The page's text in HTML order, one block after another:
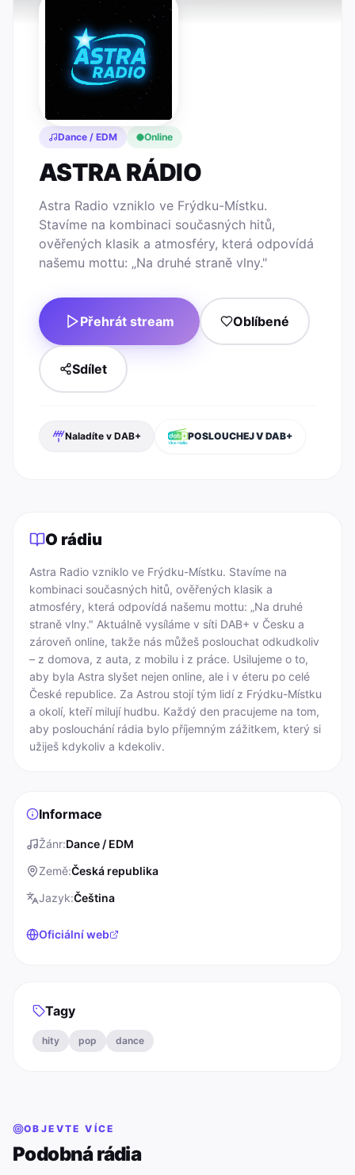
Dance / EDM Online
ASTRA RÁDIO
Astra Radio vzniklo ve Frýdku-Místku.
Stavíme na kombinaci současných hitů,
ověřených klasik a atmosféry, která odpovídá
našemu mottu: „Na druhé straně vlny."
Přehrát stream Oblíbené
Sdílet
Naladíte v DAB+ POSLOUCHEJ V DAB+
O rádiu
Astra Radio vzniklo ve Frýdku-Místku. Stavíme na
kombinaci současných hitů, ověřených klasik a
atmosféry, která odpovídá našemu mottu: „Na druhé
straně vlny." Aktuálně vysíláme v síti DAB+ v Česku a
zároveň online, takže nás můžeš poslouchat odkudkoliv
– z domova, z auta, z mobilu i z práce. Usilujeme o to,
aby byla Astra slyšet nejen online, ale i v éteru po celé
České republice. Za Astrou stojí tým lidí z Frýdku-Místku
a okolí, kteří milují hudbu. Každý den pracujeme na tom,
aby poslouchání rádia bylo příjemným zážitkem, který si
užiješ kdykoliv a kdekoliv.
Informace
Žánr:Dance / EDM
Země:Česká republika
Jazyk:Čeština
Oficiální web
Tagy
hity pop dance
OBJEVTE VÍCE
Podobná rádia